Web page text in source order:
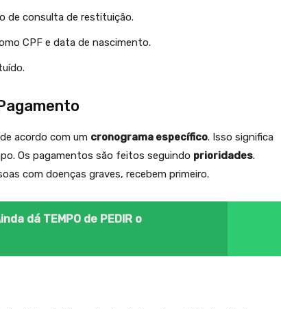
de consulta de restituição.
CPF e data de nascimento.
acordo com um cronograma específico. Isso significa
Os pagamentos são feitos seguindo prioridades.
com doenças graves, recebem primeiro.
dá TEMPO de PEDIR o